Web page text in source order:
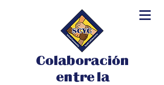
Colaboración
entre la